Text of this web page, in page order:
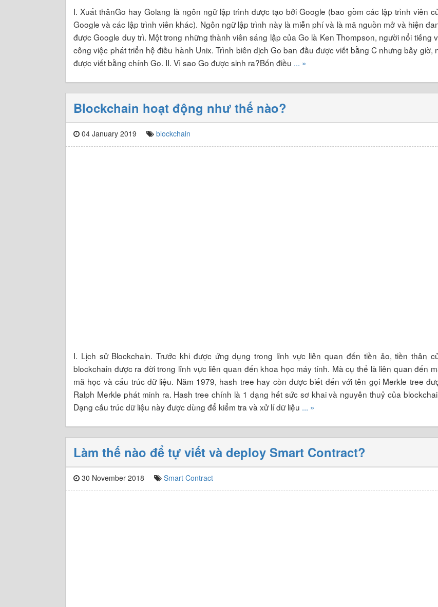
I. Xuất thânGo hay Golang là ngôn ngữ lập trình được tạo bởi Google (bao gồm các lập trình viên
Google và các lập trình viên khác). Ngôn ngữ lập trình này là miễn phí và là mã nguồn mở và hiện
được Google duy trì. Một trong những thành viên sáng lập của Go là Ken Thompson, người nổi tiếng
công việc phát triển hệ điều hành Unix. Trình biên dịch Go ban đầu được viết bằng C nhưng bây giờ,
được viết bằng chính Go. II. Vì sao Go được sinh ra?Bốn điều ... »
Blockchain hoạt động như thế nào?
04 January 2019 blockchain
I. Lịch sử Blockchain. Trước khi được ứng dụng trong lĩnh vực liên quan đến tiền ảo, tiền thân
blockchain được ra đời trong lĩnh vực liên quan đến khoa học máy tính. Mà cụ thể là liên quan đến
mã học và cấu trúc dữ liệu. Năm 1979, hash tree hay còn được biết đến với tên gọi Merkle tree
Ralph Merkle phát minh ra. Hash tree chính là 1 dạng hết sức sơ khai và nguyên thuỷ của
Dạng cấu trúc dữ liệu này được dùng để kiểm tra và xử lí dữ liệu ... »
Làm thế nào để tự viết và deploy Smart Contract?
30 November 2018 Smart Contract